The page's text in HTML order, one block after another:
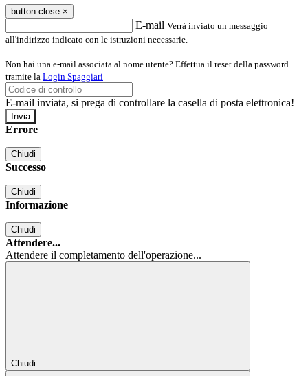
button close ×
E-mail Verrà inviato un messaggio
all'indirizzo indicato con le istruzioni necessarie.
Non hai una e-mail associata al nome utente? Effettua il reset della password
tramite la Login Spaggiari
E-mail inviata, si prega di controllare la casella di posta elettronica!
Errore
Chiudi
Successo
Chiudi
Informazione
Chiudi
Attendere...
Attendere il completamento dell'operazione...
Chiudi